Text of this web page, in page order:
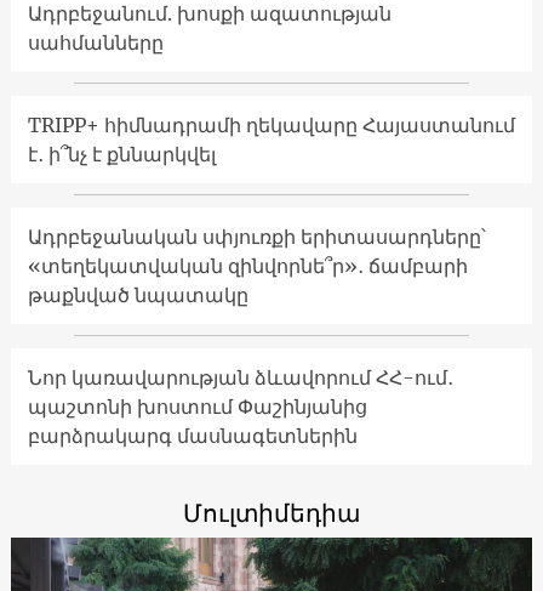
Ադրբեջանում. խոսքի ազատության
սահմանները
TRIPP+ հիմնադրամի ղեկավարը Հայաստանում
է․ ի՞նչ է քննարկվել
Ադրբեջանական սփյուռքի երիտասարդները՝
«տեղեկատվական զինվորնե՞ր»․ ճամբարի
թաքնված նպատակը
Նոր կառավարության ձևավորում ՀՀ-ում․
պաշտոնի խոստում Փաշինյանից
բարձրակարգ մասնագետներին
Մուլտիմեդիա